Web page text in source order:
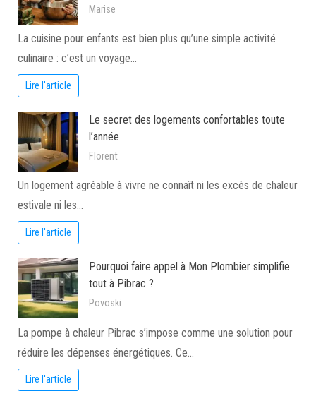
Marise
La cuisine pour enfants est bien plus qu’une simple activité
culinaire : c’est un voyage…
Lire l'article
Le secret des logements confortables toute
l’année
Florent
Un logement agréable à vivre ne connaît ni les excès de chaleur
estivale ni les…
Lire l'article
Pourquoi faire appel à Mon Plombier simplifie
tout à Pibrac ?
Povoski
La pompe à chaleur Pibrac s’impose comme une solution pour
réduire les dépenses énergétiques. Ce…
Lire l'article